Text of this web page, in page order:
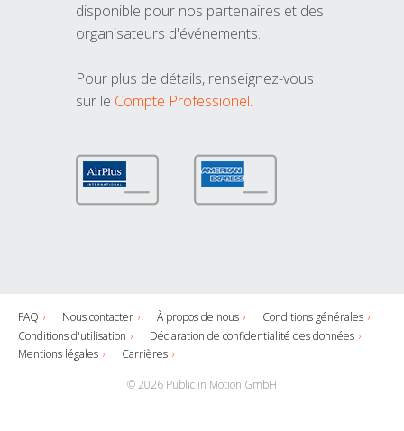
disponible pour nos partenaires et des
organisateurs d'événements.
Pour plus de détails, renseignez-vous
sur le Compte Professionel.
FAQ Nous contacter À propos de nous
Conditions générales
Conditions d'utilisation
Déclaration de confidentialité des données
Mentions légales
Carrières
© 2026 Public in Motion GmbH